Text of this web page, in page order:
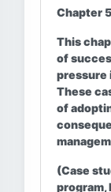
Chapter
This
of
pressure
These
of
(Case
program,